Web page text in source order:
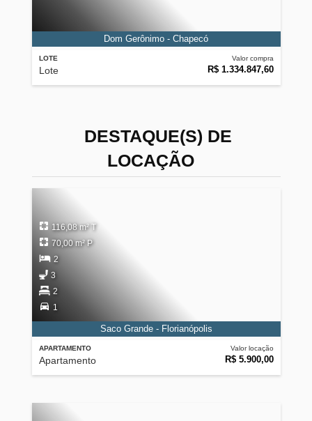
LOTE
Lote
Valor compra
R$ 1.334.847,60
Dom Gerônimo - Chapecó
DESTAQUE(S) DE
LOCAÇÃO
APARTAMENTO
Apartamento
Valor locação
R$ 5.900,00
116,08 m² T
70,00 m² P
2
3
2
1
Saco Grande - Florianópolis